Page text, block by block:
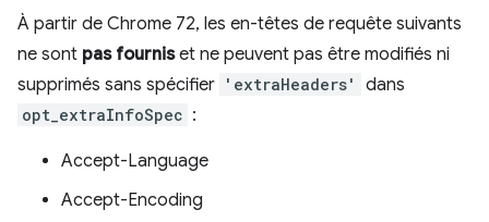
À partir de Chrome 72, les en-têtes de requête suivants
ne sont pas fourniset ne peuvent pas être modifiés ni
supprimés sans spécifier 'extraHeaders' dans
opt_extraInfoSpec :
Accept-Language
Accept-Encoding